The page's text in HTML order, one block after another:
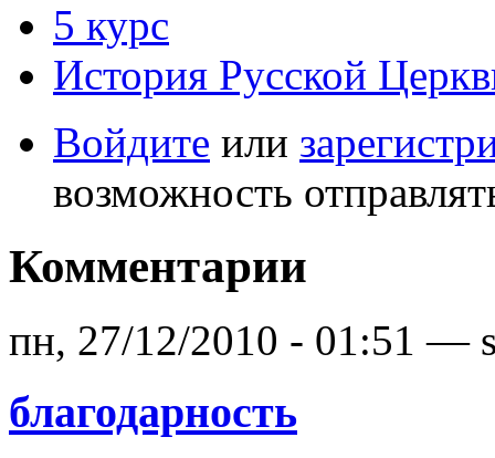
5 курс
История Русской
Войдите или
возможность
Комментарии
пн, 27/12/2010 - 01:51 —
благодарность